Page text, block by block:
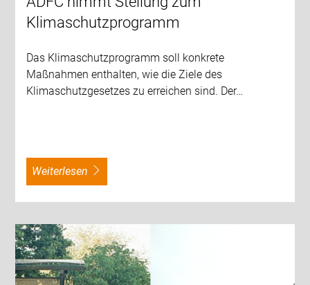
Klimaschutzprogramm
Das Klimaschutzprogramm soll konkrete
Maßnahmen enthalten, wie die Ziele des
Klimaschutzgesetzes zu erreichen sind. Der…
weiterlesen